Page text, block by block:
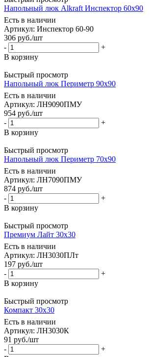
Напольный люк Alkraft Инспектор 60x90
Есть в наличии
Артикул: Инспектор 60-90
306 руб./шт
-
+
В корзину
Быстрый просмотр
Напольный люк Периметр 90x90
Есть в наличии
Артикул: ЛН9090ПМУ
954 руб./шт
-
+
В корзину
Быстрый просмотр
Напольный люк Периметр 70x90
Есть в наличии
Артикул: ЛН7090ПМУ
874 руб./шт
-
+
В корзину
Быстрый просмотр
Премиум Лайт 30х30
Есть в наличии
Артикул: ЛН3030ПЛт
197 руб./шт
-
+
В корзину
Быстрый просмотр
Компакт 30х30
Есть в наличии
Артикул: ЛН3030К
91 руб./шт
-
+